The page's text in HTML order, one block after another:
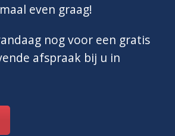
even graag!
nog voor een gratis
afspraak bij u in